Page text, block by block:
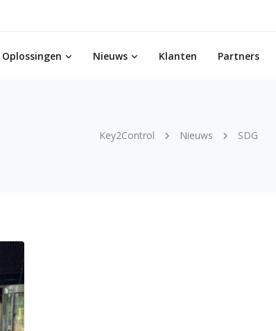
Oplossingen Nieuws Klanten Partners
Key2Control Nieuws SDG